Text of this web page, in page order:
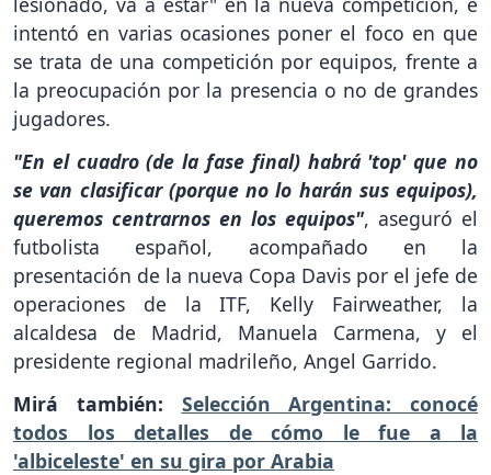
intentó en varias ocasiones poner el foco en que
se trata de una competición por equipos, frente a
la preocupación por la presencia o no de grandes
jugadores.
"En el cuadro (de la fase final) habrá 'top' que no
se van clasificar (porque no lo harán sus equipos),
queremos centrarnos en los equipos", aseguró el
futbolista español, acompañado en la
presentación de la nueva Copa Davis por el jefe de
operaciones de la ITF, Kelly Fairweather, la
alcaldesa de Madrid, Manuela Carmena, y el
presidente regional madrileño, Angel Garrido.
Mirá también: Selección Argentina: conocé
todos los detalles de cómo le fue a la
'albiceleste' en su gira por Arabia